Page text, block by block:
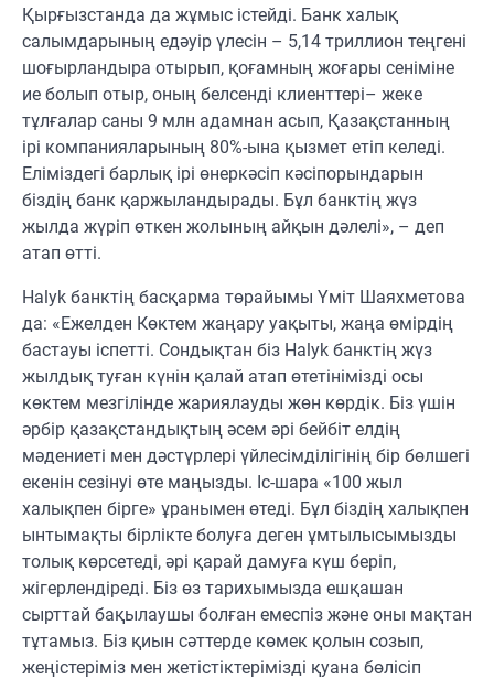
Қырғызстанда да жұмыс істейді. Банк халық
салымдарының едәуір үлесін – 5,14 триллион теңгені
шоғырландыра отырып, қоғамның жоғары сеніміне
ие болып отыр, оның белсенді клиенттері– жеке
тұлғалар саны 9 млн адамнан асып, Қазақстанның
ірі компанияларының 80%-ына қызмет етіп келеді.
Еліміздегі барлық ірі өнеркәсіп кәсіпорындарын
біздің банк қаржыландырады. Бұл банктің жүз
жылда жүріп өткен жолының айқын дәлелі», – деп
атап өтті.
Halyk банктің басқарма төрайымы Үміт Шаяхметова
да: «Ежелден Көктем жаңару уақыты, жаңа өмірдің
бастауы іспетті. Сондықтан біз Halyk банктің жүз
жылдық туған күнін қалай атап өтетінімізді осы
көктем мезгілінде жариялауды жөн көрдік. Біз үшін
әрбір қазақстандықтың әсем әрі бейбіт елдің
мәдениеті мен дәстүрлері үйлесімділігінің бір бөлшегі
екенін сезінуі өте маңызды. Іс-шара «100 жыл
халықпен бірге» ұранымен өтеді. Бұл біздің халықпен
ынтымақты бірлікте болуға деген ұмтылысымызды
толық көрсетеді, әрі қарай дамуға күш беріп,
жігерлендіреді. Біз өз тарихымызда ешқашан
сырттай бақылаушы болған емеспіз және оны мақтан
тұтамыз. Біз қиын сәттерде көмек қолын созып,
жеңістеріміз мен жетістіктерімізді қуана бөлісіп